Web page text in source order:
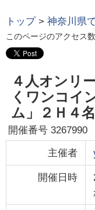
トップ >神奈川県
このページのアクセス数
４人オンリ
くワンコイ
ム」２Ｈ４
開催番号3267990
主催者
開催日時